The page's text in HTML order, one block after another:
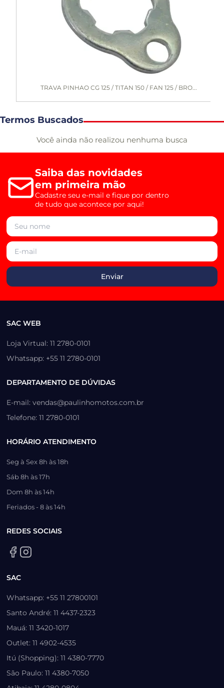
TRAVA PINHAO CG 125 / TITAN 150 / FAN 125 / BRO...
Termos Buscados
Você ainda não realizou nenhuma busca
Saiba das novidades
em primeira mão
Cadastre seu e-mail e fique por dentro
de tudo que acontece por aqui!
SAC WEB
Loja Virtual: 11 2780-0101
Whatsapp: +55 11 2780-0101
DEPARTAMENTO DE DÚVIDAS
E-mail: vendas@paulinhomotos.com.br
Telefone: 11 2780-0101
HORÁRIO ATENDIMENTO
Seg à Sex 8h às 18h
Sáb 8h às 17h
Dom 8h às 14h
Feriados - 8 às 14h
REDES SOCIAIS
SAC
Whatsapp: +55 11 27800101
Santo André: 11 4437-2323
Mauá: 11 3420-1017
Outlet: 11 4902-4535
Itú (Shopping): 11 4380-7770
São Paulo: 11 4380-7050